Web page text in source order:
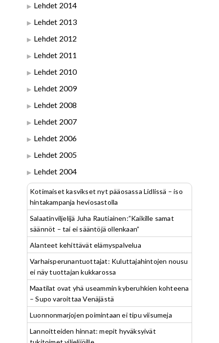
Lehdet 2014
Lehdet 2013
Lehdet 2012
Lehdet 2011
Lehdet 2010
Lehdet 2009
Lehdet 2008
Lehdet 2007
Lehdet 2006
Lehdet 2005
Lehdet 2004
Kotimaiset kasvikset nyt pääosassa Lidlissä – iso
hintakampanja heviosastolla
Salaatinviljelijä Juha Rautiainen:”Kaikille samat
säännöt – tai ei sääntöjä ollenkaan”
Alanteet kehittävät elämyspalvelua
Varhaisperunantuottajat: Kuluttajahintojen nousu
ei näy tuottajan kukkarossa
Maatilat ovat yhä useammin kyberuhkien kohteena
– Supo varoittaa Venäjästä
Luonnonmarjojen poimintaan ei tipu viisumeja
Lannoitteiden hinnat: mepit hyväksyivät